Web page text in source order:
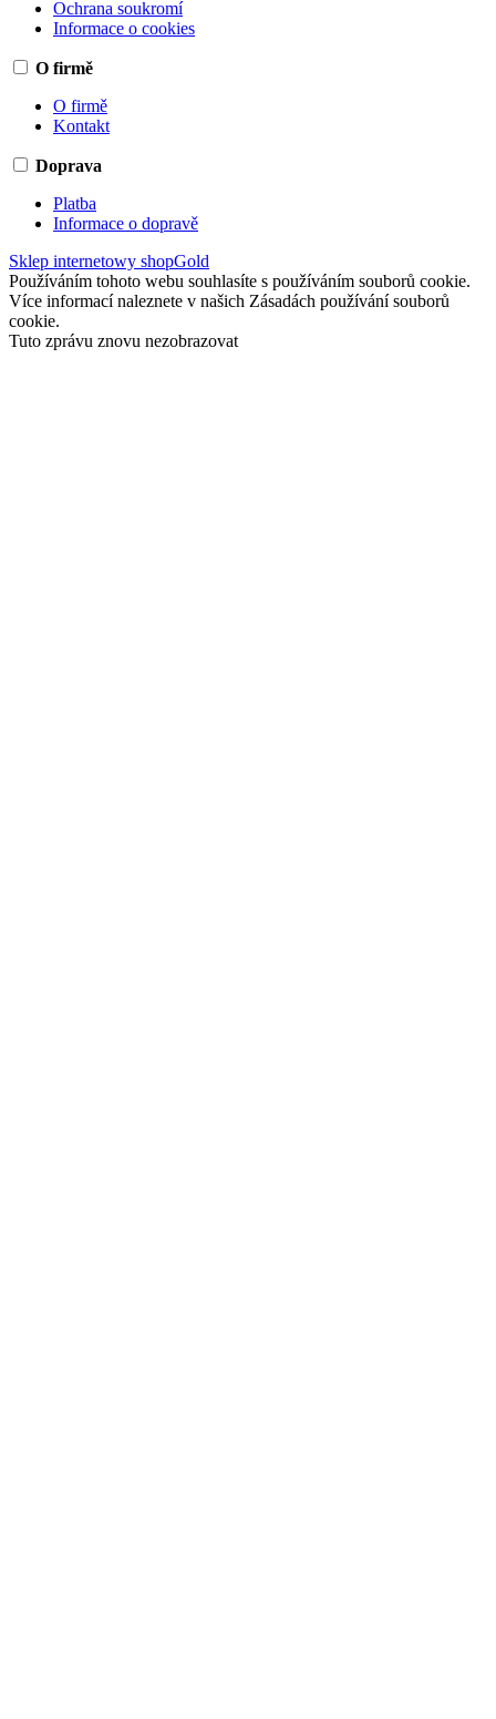
Ochrana soukromí
Informace o cookies
O firmě
O firmě
Kontakt
Doprava
Platba
Informace o dopravě
Sklep internetowy shopGold
Používáním tohoto webu souhlasíte s používáním souborů cookie.
Více informací naleznete v našich Zásadách používání souborů
cookie.
Tuto zprávu znovu nezobrazovat